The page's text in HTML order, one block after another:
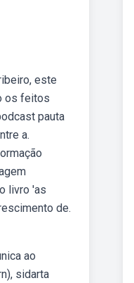
este
os feitos
pauta
a.
livro 'as
de.
ao
sidarta